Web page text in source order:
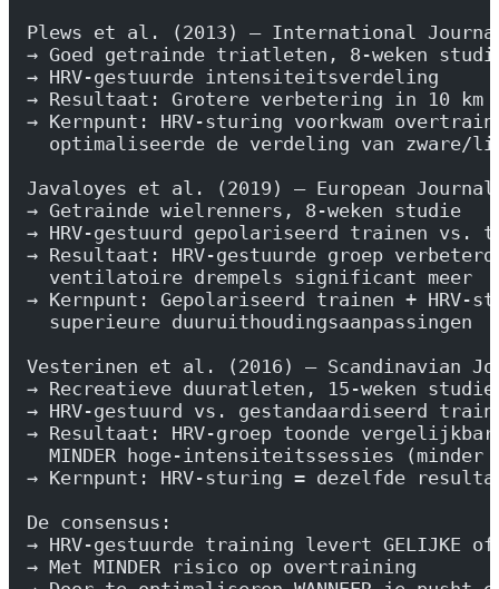
Plews et al. (2013) — International
→ Goed getrainde triatleten, 8-weken
→ HRV-gestuurde intensiteitsverdeling
→ Resultaat: Grotere verbetering in 10 km
→ Kernpunt: HRV-sturing voorkwam
optimaliseerde de verdeling van zware/
Javaloyes et al. (2019) — European
→ Getrainde wielrenners, 8-weken studie
→ HRV-gestuurd gepolariseerd trainen vs.
→ Resultaat: HRV-gestuurde groep
  ventilatoire drempels significant meer
→ Kernpunt: Gepolariseerd trainen + HRV-
  superieure duuruithoudingsaanpassingen
Vesterinen et al. (2016) — Scandinavian
→ Recreatieve duuratleten, 15-weken studie
→ HRV-gestuurd vs. gestandaardiseerd
→ Resultaat: HRV-groep toonde
MINDER hoge-intensiteitssessies (minder
→ Kernpunt: HRV-sturing = dezelfde
De consensus:
→ HRV-gestuurde training levert GELIJKE of
→ Met MINDER risico op overtraining